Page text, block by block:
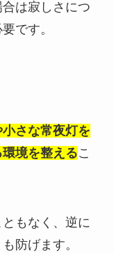
は寂しさにつ
です。
さな常夜灯を
境を整えるこ
もなく、逆に
防げます。